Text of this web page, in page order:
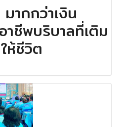
ากกว่าเงิน
าชีพบริบาลที่เติม
ห้ชีวิต